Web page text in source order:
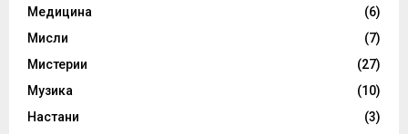
Медицина
(6)
Мисли
(7)
Мистерии
(27)
Музика
(10)
Настани
(3)